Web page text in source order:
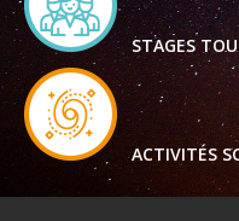
STAGES
ACTIVITÉS